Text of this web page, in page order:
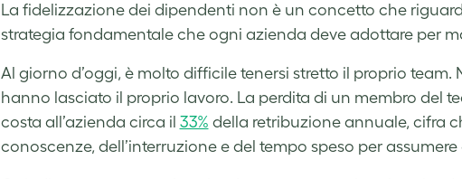
La fidelizzazione dei dipendenti non è un concetto che
strategia fondamentale che ogni azienda deve adottare per
Al giorno d’oggi, è molto difficile tenersi stretto il proprio team.
hanno lasciato il proprio lavoro. La perdita di un membro del
costa all’azienda circa il 33% della retribuzione annuale, cifra
conoscenze, dell’interruzione e del tempo speso per